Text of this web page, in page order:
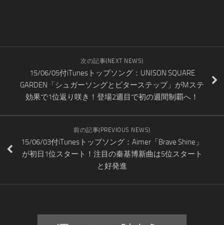
次の記事(NEXT NEWS)
15/06/05付iTunesトップソング：UNISON SQUARE
GARDEN「シュガーソングとビターステップ」がMステ
効果で1位返り咲き！登場2週目で初の週間制覇へ！
前の記事(PREVIOUS NEWS)
15/06/03付iTunesトップソング：Aimer「Brave Shine」
が初日1位スタート！注目の秦基博新曲は5位スタート
と好発進